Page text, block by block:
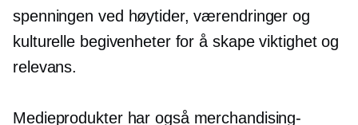
spenningen ved høytider, værendringer og
kulturelle begivenheter for å skape viktighet og
relevans.
Medieprodukter har også merchandising-